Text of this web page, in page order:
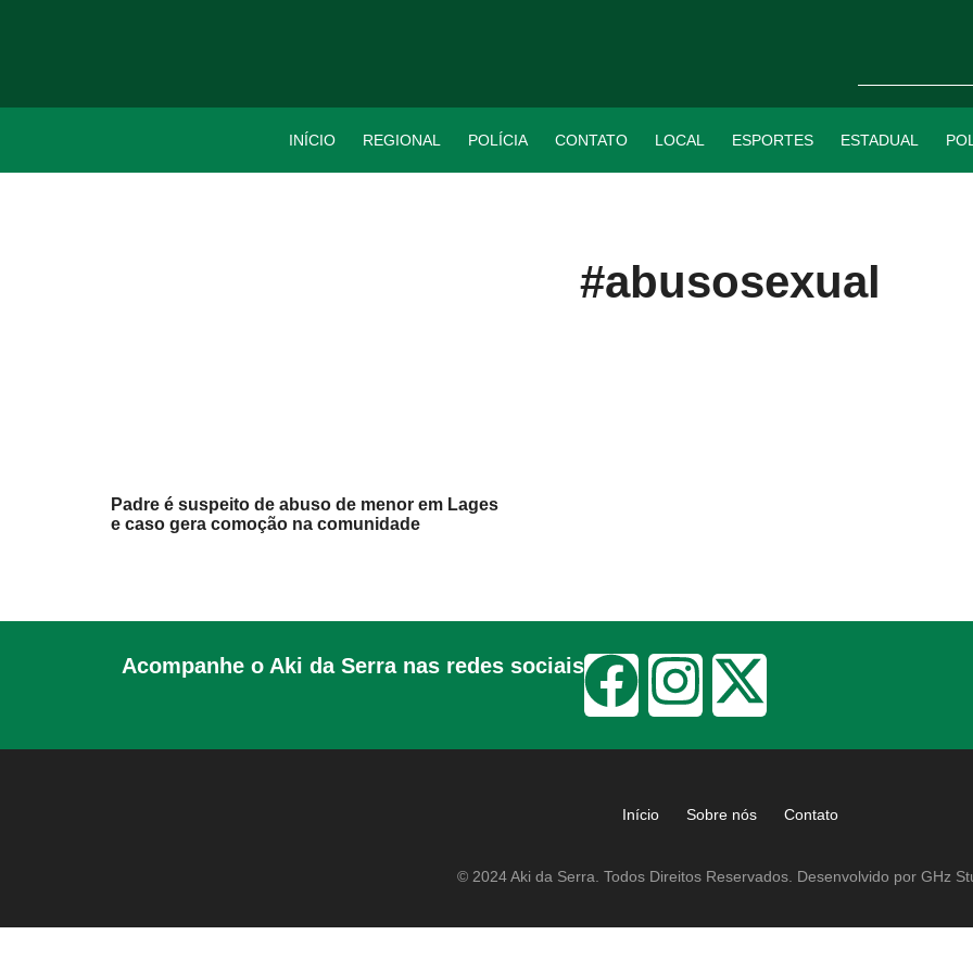
INÍCIO REGIONAL POLÍCIA CONTATO LOCAL ESPORTES ESTADUAL
#abusosexual
Padre é suspeito de abuso de menor em Lages
e caso gera comoção na comunidade
Acompanhe o Aki da Serra nas redes sociais
Início Sobre nós Contato
© 2024 Aki da Serra. Todos Direitos Reservados. Desenvolvido por GHz